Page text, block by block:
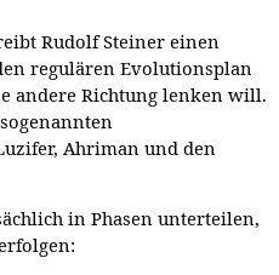
Rudolf Steiner einen
regulären Evolutionsplan
andere Richtung lenken will.
Ahriman und den
in Phasen unterteilen,